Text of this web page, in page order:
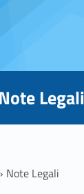
Note Legali
Note Legali